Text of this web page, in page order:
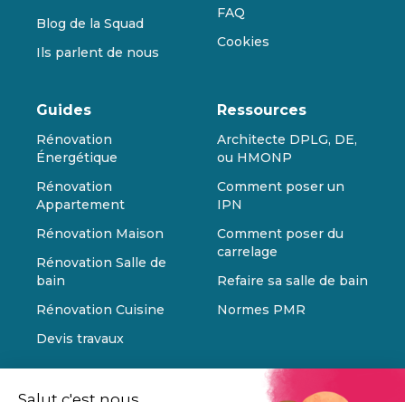
Blog de la Squad
Ils parlent de nous
FAQ
Cookies
Guides
Rénovation
Énergétique
Rénovation
Appartement
Rénovation Maison
Rénovation Salle de
bain
Rénovation Cuisine
Devis travaux
Ressources
Architecte DPLG, DE,
ou HMONP
Comment poser un
IPN
Comment poser du
carrelage
Refaire sa salle de bain
Normes PMR